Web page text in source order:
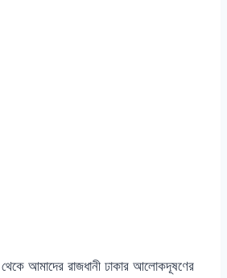
আমাদের রাজধানী ঢাকার আলোকদূষণের